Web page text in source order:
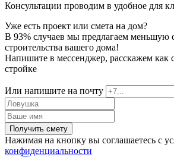
Консультации проводим в удобное для
Уже есть проект или смета на дом?
В 93% случаев мы предлагаем меньшую
строительства вашего дома!
Напишите в мессенджер, расскажем как
стройке
Или напишите на почту
Получить смету
Нажимая на кнопку вы соглашаетесь с
конфиденциальности